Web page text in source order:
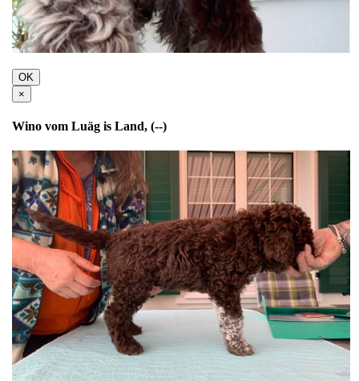
OK
×
Wino vom Luäg is Land, (--)